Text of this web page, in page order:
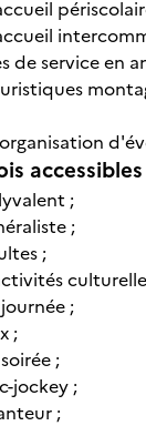
de service en
accessibles
;
;
;
;
;
;
jockey ;
;